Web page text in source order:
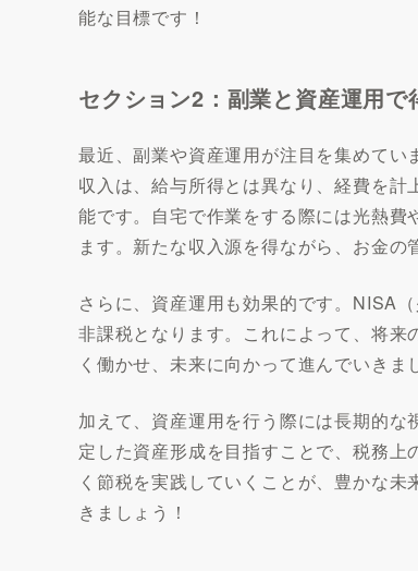
能な目標です！
セクション2：副業と資産運用で
最近、副業や資産運用が注目を集めて
収入は、給与所得とは異なり、経費を
能です。自宅で作業をする際には光熱費
ます。新たな収入源を得ながら、お金の
さらに、資産運用も効果的です。NISA
非課税となります。これによって、将
く働かせ、未来に向かって進んでいき
加えて、資産運用を行う際には長期的
定した資産形成を目指すことで、税務
く節税を実践していくことが、豊かな
きましょう！